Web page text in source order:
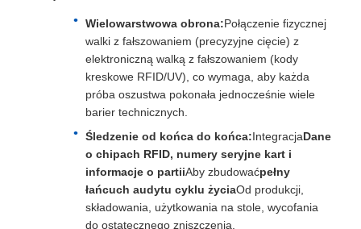
Wielowarstwowa obrona:Połączenie fizycznej
walki z fałszowaniem (precyzyjne cięcie) z
elektroniczną walką z fałszowaniem (kody
kreskowe RFID/UV), co wymaga, aby każda
próba oszustwa pokonała jednocześnie wiele
barier technicznych.
Śledzenie od końca do końca:IntegracjaDane
o chipach RFID, numery seryjne kart i
informacje o partiiAby zbudowaćpełny
łańcuch audytu cyklu życiaOd produkcji,
składowania, użytkowania na stole, wycofania
do ostatecznego zniszczenia.